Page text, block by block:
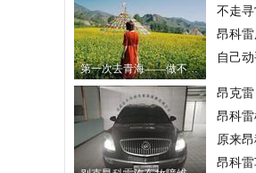
第一次去青海——做不完一场梦
昂科
昂科
原来